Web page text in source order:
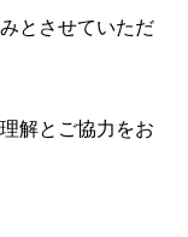
とさせていただ
解とご協力をお